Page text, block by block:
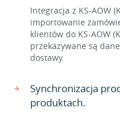
Integracja z KS-AOW
importowanie
klientów do KS-AOW
przekazywane są
dostawy.
Synchronizacja
produktach.